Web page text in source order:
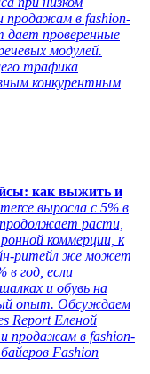
продажам в fashion-
дает проверенные
модулей.
трафика
конкурентным
как выжить и
выросла с 5% в
продолжает расти,
коммерции, к
ритейл же может
год, если
и обувь на
опыт. Обсуждаем
Report Еленой
и продажам в fashion-
Fashion